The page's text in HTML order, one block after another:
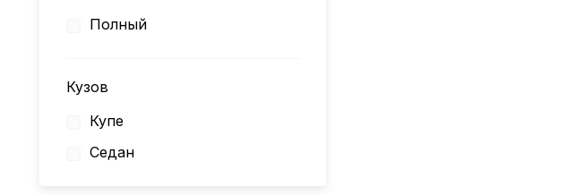
Полный
Кузов
Купе
Седан